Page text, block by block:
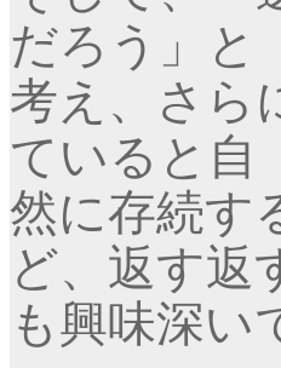
だろう」と
考え、さら
ていると自
然に存続す
ど、返す返
も興味深い